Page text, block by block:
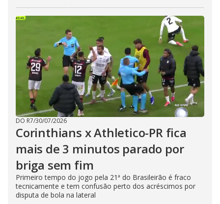
DO R7/30/07/2026
Corinthians x Athletico-PR fica
mais de 3 minutos parado por
briga sem fim
Primeiro tempo do jogo pela 21ª do Brasileirão é fraco
tecnicamente e tem confusão perto dos acréscimos por
disputa de bola na lateral